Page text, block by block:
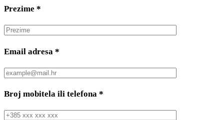
Prezime *
Email adresa *
Broj mobitela ili telefona *